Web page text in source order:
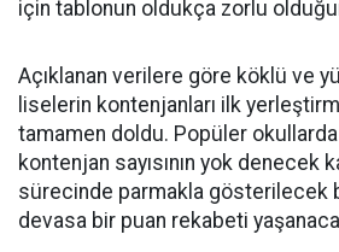
için tablonun oldukça zorlu
Açıklanan verilere göre köklü ve
liselerin kontenjanları ilk
tamamen doldu. Popüler
kontenjan sayısının yok denecek
sürecinde parmakla gösterilecek
devasa bir puan rekabeti